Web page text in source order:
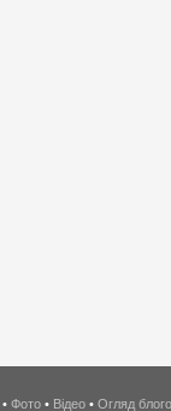
• Фото • Відео • Огляд